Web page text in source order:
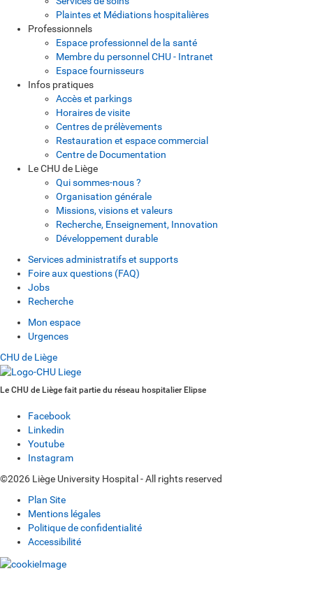
Plaintes et Médiations hospitalières
Professionnels
Espace professionnel de la santé
Membre du personnel CHU - Intranet
Espace fournisseurs
Infos pratiques
Accès et parkings
Horaires de visite
Centres de prélèvements
Restauration et espace commercial
Centre de Documentation
Le CHU de Liège
Qui sommes-nous ?
Organisation générale
Missions, visions et valeurs
Recherche, Enseignement, Innovation
Développement durable
Services administratifs et supports
Foire aux questions (FAQ)
Jobs
Recherche
Mon espace
Urgences
CHU de Liège
Le CHU de Liège fait partie du réseau hospitalier Elipse
Facebook
Linkedin
Youtube
Instagram
©2026 Liège University Hospital - All rights reserved
Plan Site
Mentions légales
Politique de confidentialité
Accessibilité